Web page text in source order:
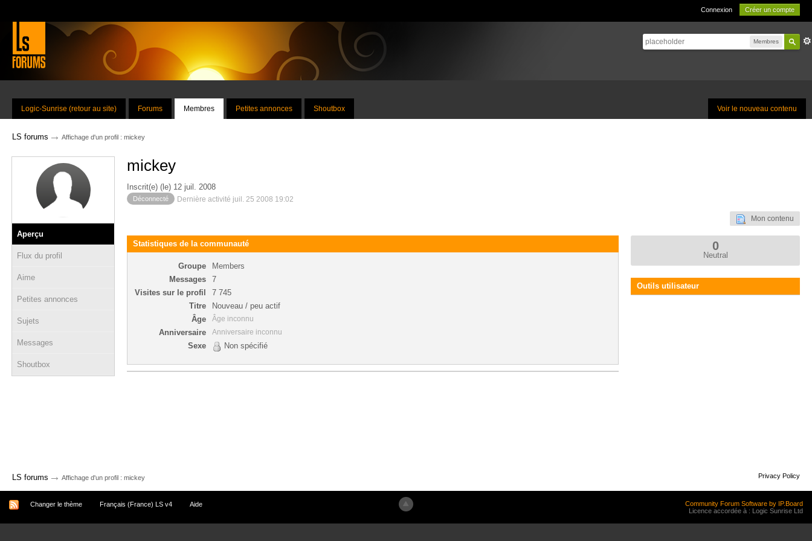
Connexion Créer un compte
Membres
Voir le nouveau contenu
Logic-Sunrise (retour au site) Forums Membres Petites annonces Shoutbox
LS forums → Affichage d'un profil : mickey
Aperçu
Flux du profil
Aime
Petites annonces
Sujets
Messages
Shoutbox
mickey
Inscrit(e) (le) 12 juil. 2008
Déconnecté Dernière activité juil. 25 2008 19:02
Mon contenu
Statistiques de la communauté
Groupe
Members
Messages
7
Visites sur le profil
7 745
Titre
Nouveau / peu actif
Âge
Âge inconnu
Anniversaire Anniversaire inconnu
Sexe Non spécifié
0
Neutral
Outils utilisateur
LS forums → Affichage d'un profil : mickey Privacy Policy
Changer le thème Français (France) LS v4 Aide
Community Forum Software by IP.Board
Licence accordée à : Logic Sunrise Ltd